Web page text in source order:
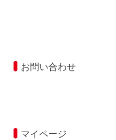
お問い合わせ
マイページ